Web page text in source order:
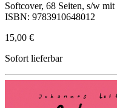
Softcover, 68 Seiten, s/w
ISBN: 9783910648012
15,00 €
Sofort lieferbar